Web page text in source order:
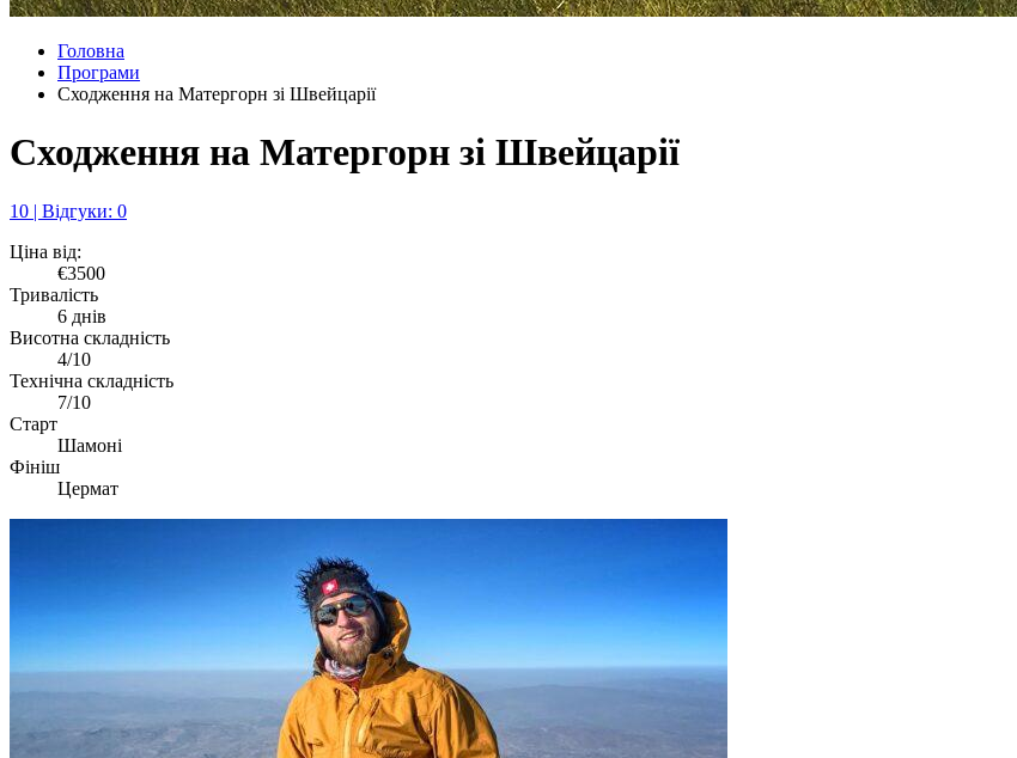
Головна
Програми
Сходження на Матергорн зі Швейцарії
Сходження на Матергорн зі Швейцарії
10 | Відгуки: 0
Ціна від:
€3500
Тривалість
6 днів
Висотна складність
4/10
Технічна складність
7/10
Старт
Шамоні
Фініш
Цермат